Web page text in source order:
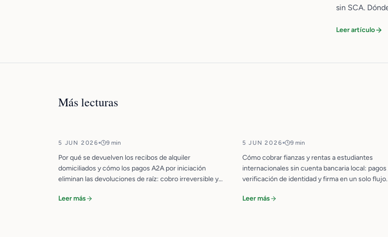
sin SCA.
Leer artículo
Más lecturas
SEPA
Devolución de recibo de alquiler:
5 JUN 2026 9 min
Por qué se devuelven los recibos de alquiler
domiciliados y cómo los pagos A2A por iniciación
eliminan las devoluciones de raíz: cobro irreversible y
Leer más
PROPTECH
5 JUN 2026 9 min
Cómo cobrar fianzas y rentas a estudiantes
internacionales sin cuenta bancaria local: pagos
verificación de identidad y firma en un solo flujo.
Leer más
KYB Disponible: Verificación
Empresarial para el Sector
Cómo Elegir una Pasarela de Pagos